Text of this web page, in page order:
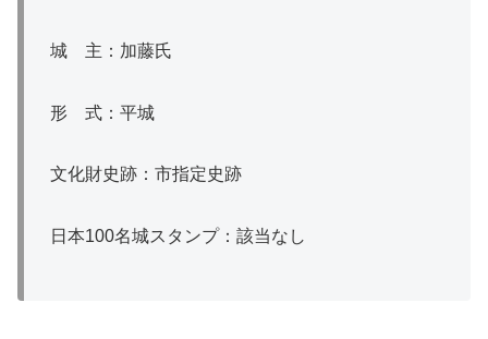
城 主：加藤氏
形 式：平城
文化財史跡：市指定史跡
日本100名城スタンプ：該当なし